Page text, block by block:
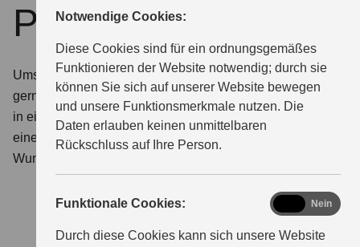
Notwendige Cookies:
Diese Cookies sind für ein ordnungsgemäßes
Funktionieren der Website notwendig; durch sie
können Sie sich auf unserer Website bewegen
und unsere Funktionsmerkmale nutzen. Die
Daten erlauben keinen unmittelbaren
Rückschluss auf Ihre Person.
Funktionale Cookies:
Durch diese Cookies kann sich unsere Website
functional
Nein
ÜBER UNS
Probefahrttermin
Umschauen, einsteigen, losfahren. Wir stellen Ihnen
gerne die Modelle von Suzuki aus nächster Nähe vor –
in einem persönlichen Beratungsgespräch oder bei
einer Probefahrt. Teilen Sie uns hierfür einfach Ihren
Wunschtermin mit.